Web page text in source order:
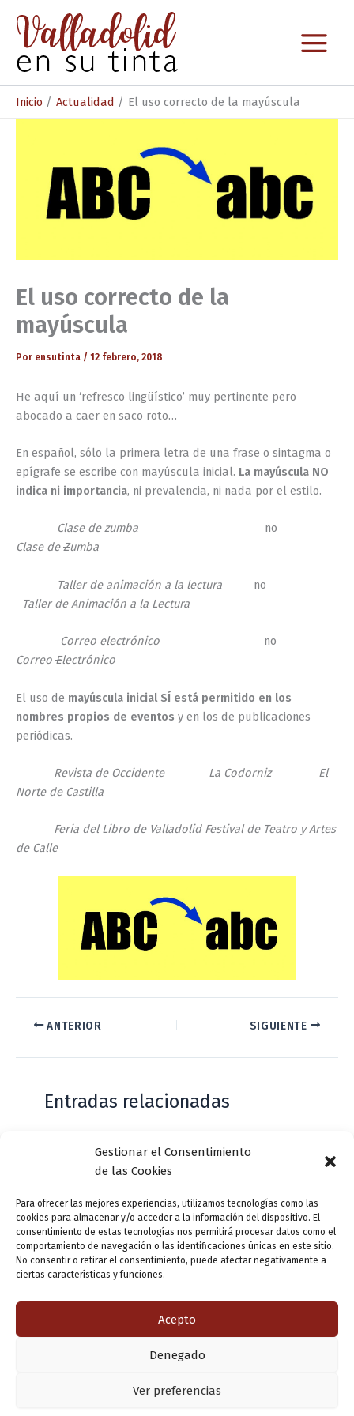
Gestionar el Consentimiento
de las Cookies
Para ofrecer las mejores experiencias, utilizamos tecnologías como las
cookies para almacenar y/o acceder a la información del dispositivo. El
consentimiento de estas tecnologías nos permitirá procesar datos como el
comportamiento de navegación o las identificaciones únicas en este sitio.
No consentir o retirar el consentimiento, puede afectar negativamente a
ciertas características y funciones.
Acepto
Denegado
Ver preferencias
contenido
Inicio Actualidad El uso correcto de la mayúscula
El uso correcto de la
mayúscula
Por ensutinta / 12 febrero, 2018
He aquí un ‘refresco lingüístico’ muy pertinente pero
abocado a caer en saco roto…
En español, sólo la primera letra de una frase o sintagma o
epígrafe se escribe con mayúscula inicial. La mayúscula NO
indica ni importancia, ni prevalencia, ni nada por el estilo.
Clase de zumba no
Clase deZumba
Taller de animación a la lectura no
Taller deAnimación a la Lectura
Correo electrónico no
Correo Electrónico
El uso de mayúscula inicial SÍ está permitido en los
nombres propios de eventos y en los de publicaciones
periódicas.
Revista de Occidente La Codorniz El
Norte de Castilla
Feria del Libro de Valladolid Festival de Teatro y Artes
de Calle
ANTERIOR SIGUIENTE
Entradas relacionadas
Casa de Zorrilla conmemorarán el 168
aniversario del estreno de Don Juan
Tenorio
Deja un comentario / Actualidad / Por VLLensutinta
Actualidad / Por
Copyright © 2026 Valladolid en su titna